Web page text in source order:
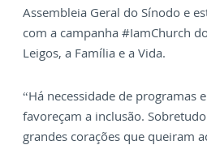
Assembleia Geral do Sínodo e
com a campanha #IamChurch
Leigos, a Família e a Vida.
“Há necessidade de programas
favoreçam a inclusão.
grandes corações que queiram